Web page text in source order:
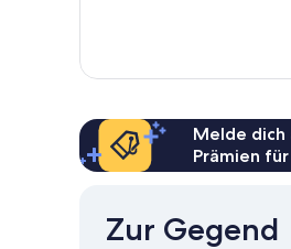
Nichtraucher,
Melde dich
Prämien
Zur Gegend